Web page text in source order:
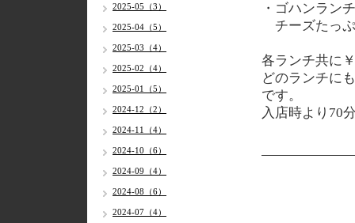
・ゴハンランチ
チーズたっ
各ランチ共に
どのランチに
です。
入店時より70
2025-05（3）
2025-04（5）
2025-03（4）
2025-02（4）
2025-01（5）
2024-12（2）
2024-11（4）
2024-10（6）
2024-09（4）
2024-08（6）
2024-07（4）